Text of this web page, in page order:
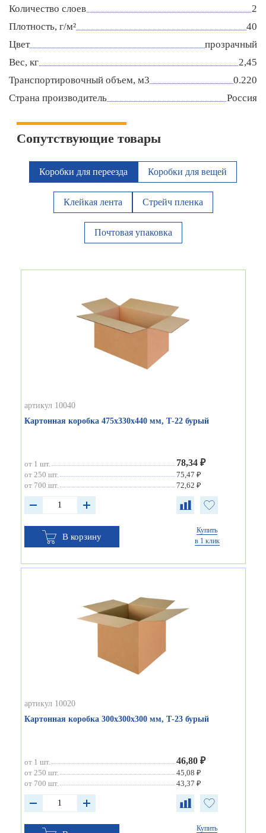
Количество слоев
2
Плотность, г/м²
40
Цвет
прозрачный
Вес, кг
2,45
Транспортировочный объем, м3
0.220
Страна производитель
Россия
Сопутствующие товары
Коробки для переезда Коробки для вещей
Клейкая лента Стрейч пленка
Почтовая упаковка
артикул 10040
Картонная коробка 475х330х440 мм, Т-22 бурый
от 1 шт. 78,34 ₽
от 250 шт.
75,47 ₽
от 700 шт.
72,62 ₽
В корзину
Купить
в 1 клик
артикул 10020
Картонная коробка 300х300х300 мм, Т-23 бурый
от 1 шт. 46,80 ₽
от 250 шт.
45,08 ₽
от 700 шт.
43,37 ₽
Купить